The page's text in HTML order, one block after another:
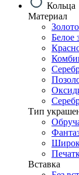
Кольца
Материал
Золото
Белое
Тип
Вставка